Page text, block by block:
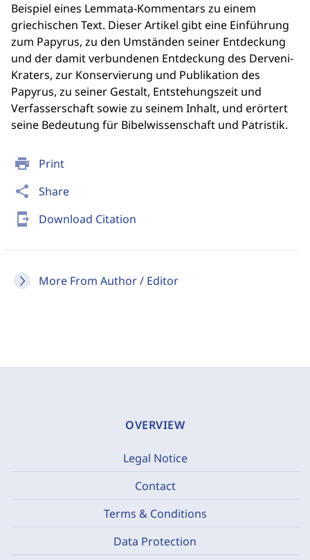
print Print
share Share
send_to_mobile Download Citation
More From Author / Editor
Beispiel eines Lemmata-Kommentars zu einem
griechischen Text. Dieser Artikel gibt eine Einführung
zum Papyrus, zu den Umständen seiner Entdeckung
und der damit verbundenen Entdeckung des Derveni-
Kraters, zur Konservierung und Publikation des
Papyrus, zu seiner Gestalt, Entstehungszeit und
Verfasserschaft sowie zu seinem Inhalt, und erörtert
seine Bedeutung für Bibelwissenschaft und Patristik.
OVERVIEW
Legal Notice
Contact
Terms & Conditions
Data Protection